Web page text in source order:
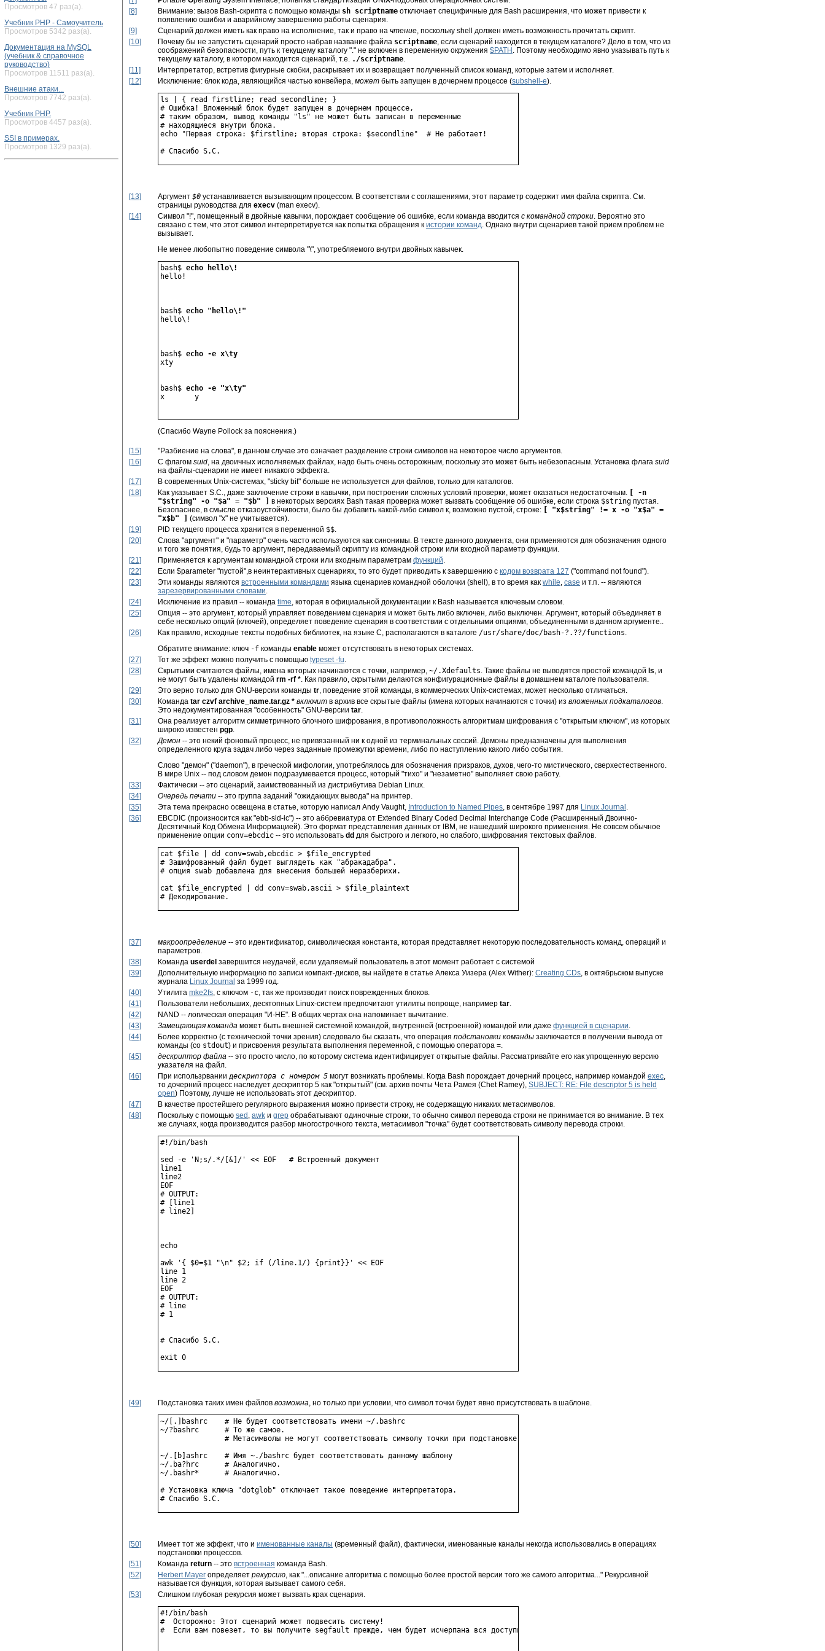
Просмотров 47 раз(а).
Учебник PHP - Самоучитель
Просмотров 5342 раз(а).
Документация на MySQL
(учебник & справочное
руководство)
Просмотров 11511 раз(а).
Внешние атаки...
Просмотров 7742 раз(а).
Учебник PHP.
Просмотров 4457 раз(а).
SSI в примерах.
Просмотров 1329 раз(а).
[8]
Внимание: вызов Bash-скрипта с помощью команды sh scriptname отключает специфичные для Bash расширения, что может привести к
появлению ошибки и аварийному завершению работы сценария.
[9]
Сценарий должен иметь как право на исполнение, так и право на чтение, поскольку shell должен иметь возможность прочитать скрипт.
[10]
Почему бы не запустить сценарий просто набрав название файла scriptname, если сценарий находится в текущем каталоге? Дело в том, что из
соображений безопасности, путь к текущему каталогу "." не включен в переменную окружения $PATH . Поэтому необходимо явно указывать путь к
текущему каталогу, в котором находится сценарий, т.е. ./scriptname.
[11]
Интерпретатор, встретив фигурные скобки, раскрывает их и возвращает полученный список команд, которые затем и исполняет.
[12]
Исключение: блок кода, являющийся частью конвейера, может быть запущен в дочернем процессе (subshell-е).
ls | { read firstline; read secondline; }
# Ошибка! Вложенный блок будет запущен в дочернем процессе,
# таким образом, вывод команды "ls" не может быть записан в переменные
# находящиеся внутри блока.
echo "Первая строка: $firstline; вторая строка: $secondline"  # Не работает!
[13] Аргумент $0 устанавливается вызывающим процессом. В соответствии с соглашениями, этот параметр содержит имя файла скрипта. См.
страницы руководства для execv (man execv).
[14]
Символ "!", помещенный в двойные кавычки, порождает сообщение об ошибке, если команда вводится с командной строки. Вероятно это
связано с тем, что этот символ интерпретируется как попытка обращения к истории команд. Однако внутри сценариев такой прием проблем не
вызывает.
Не менее любопытно поведение символа "\", употребляемого внутри двойных кавычек.
bash$ echo hello\!
hello!
bash$ echo "hello\!"
hello\!
bash$ echo -e x\ty
xty
bash$ echo -e "x\ty"
x       y
(Спасибо Wayne Pollock за пояснения.)
[15] "Разбиение на слова", в данном случае это означает разделение строки символов на некоторое число аргументов.
[16]
С флагом suid, на двоичных исполняемых файлах, надо быть очень осторожным, поскольку это может быть небезопасным. Установка флага suid
на файлы-сценарии не имеет никакого эффекта.
[17]
В современных Unix-системах, "sticky bit" больше не используется для файлов, только для каталогов.
[18]
Как указывает S.C., даже заключение строки в кавычки, при построении сложных условий проверки, может оказаться недостаточным.
[ -n
"$string" -o "$a" = "$b" ]
в некоторых версиях Bash такая проверка может вызвать сообщение об ошибке, если строка $string пустая.
Безопаснее, в смысле отказоустойчивости, было бы добавить какой-либо символ к, возможно пустой, строке:
[ "x$string" != x -o "x$a" =
"x$b" ]
(символ "x" не учитывается).
[19]
PID текущего процесса хранится в переменной $$.
[20]
Слова "аргумент" и "параметр" очень часто используются как синонимы. В тексте данного документа, они применяются для обозначения одного
и того же понятия, будь то аргумент, передаваемый скрипту из командной строки или входной параметр функции.
[21]
Применяется к аргументам командной строки или входным параметрам функций.
[22]
Если $parameter "пустой",в неинтерактивных сценариях, то это будет приводить к завершению с кодом возврата 127 ("command not found").
[23]
Эти команды являются встроенными командами языка сценариев командной оболочки (shell), в то время как while, case и т.п. -- являются
зарезервированными словами.
[24]
Исключение из правил -- команда time, которая в официальной документации к Bash называется ключевым словом.
[25]
Опция -- это аргумент, который управляет поведением сценария и может быть либо включен, либо выключен. Аргумент, который объединяет в
себе несколько опций (ключей), определяет поведение сценария в соответствии с отдельными опциями, объединенными в данном аргументе..
[26]
Как правило, исходные тексты подобных библиотек, на языке C, располагаются в каталоге /usr/share/doc/bash-?.??/functions.
Обратите внимание: ключ -f команды enable может отсутствовать в некоторых системах.
[27]
Тот же эффект можно получить с помощью typeset -fu.
[28]
Скрытыми считаются файлы, имена которых начинаются с точки, например, ~/.Xdefaults. Такие файлы не выводятся простой командой ls, и
не могут быть удалены командой rm -rf *. Как правило, скрытыми делаются конфигурационные файлы в домашнем каталоге пользователя.
[29]
Это верно только для GNU-версии команды tr, поведение этой команды, в коммерческих Unix-системах, может несколько отличаться.
[30]
Команда tar czvf archive_name.tar.gz * включит в архив все скрытые файлы (имена которых начинаются с точки) из вложенных подкаталогов.
Это недокументированная "особенность" GNU-версии tar.
[31]
Она реализует алгоритм симметричного блочного шифрования, в противоположность алгоритмам шифрования с "открытым ключом", из которых
широко известен pgp.
[32]
Демон -- это некий фоновый процесс, не привязанный ни к одной из терминальных сессий. Демоны предназначены для выполнения
определенного круга задач либо через заданные промежутки времени, либо по наступлению какого либо события.
Слово "демон" ("daemon"), в греческой мифологии, употреблялось для обозначения призраков, духов, чего-то мистического, сверхестественного.
В мире Unix -- под словом демон подразумевается процесс, который "тихо" и "незаметно" выполняет свою работу.
[33]
Фактически -- это сценарий, заимствованный из дистрибутива Debian Linux.
[34]
Очередь печати -- это группа заданий "ожидающих вывода" на принтер.
[35]
Эта тема прекрасно освещена в статье, которую написал Andy Vaught, Introduction to Named Pipes, в сентябре 1997 для Linux Journal .
[36]
EBCDIC (произносится как "ebb-sid-ic") -- это аббревиатура от Extended Binary Coded Decimal Interchange Code (Расширенный Двоично-
Десятичный Код Обмена Информацией). Это формат представления данных от IBM, не нашедший широкого применения. Не совсем обычное
применение опции conv=ebcdic -- это использовать dd для быстрого и легкого, но слабого, шифрования текстовых файлов.
cat $file | dd conv=swab,ebcdic > $file_encrypted
# Зашифрованный файл будет выглядеть как "абракадабра".
# опция swab добавлена для внесения большей неразберихи.
cat $file_encrypted | dd conv=swab,ascii > $file_plaintext
[37] макроопределение -- это идентификатор, символическая константа, которая представляет некоторую последовательность команд, операций и
параметров.
[38]
Команда userdel завершится неудачей, если удаляемый пользователь в этот момент работает с системой
[39]
Дополнительную информацию по записи компакт-дисков, вы найдете в статье Алекса Уизера (Alex Wither): Creating CDs, в октябрьском выпуске
журнала Linux Journal за 1999 год.
[40]
Утилита mke2fs, с ключом -c, так же производит поиск поврежденных блоков.
[41]
Пользователи небольших, десктопных Linux-систем предпочитают утилиты попроще, например tar.
[42]
NAND -- логическая операция "И-НЕ". В общих чертах она напоминает вычитание.
[43]
Замещающая команда может быть внешней системной командой, внутренней (встроенной) командой или даже функцией в сценарии.
[44]
Более корректно (с технической точки зрения) следовало бы сказать, что операция подстановки команды заключается в получении вывода от
команды (со stdout) и присвоения результата выполнения переменной, с помощью оператора =.
[45]
дескриптор файла -- это просто число, по которому система идентифицирует открытые файлы. Рассматривайте его как упрощенную версию
указателя на файл.
[46]
При использрвании дескриптора с номером 5 могут возникать проблемы. Когда Bash порождает дочерний процесс, например командой exec,
то дочерний процесс наследует дескриптор 5 как "открытый" (см. архив почты Чета Рамея (Chet Ramey), SUBJECT: RE: File descriptor 5 is held
open) Поэтому, лучше не использовать этот дескриптор.
[47]
В качестве простейшего регулярного выражения можно привести строку, не содержащую никаких метасимволов.
[48]
Поскольку с помощью sed , awk и grep обрабатывают одиночные строки, то обычно символ перевода строки не принимается во внимание. В тех
же случаях, когда производится разбор многострочного текста, метасимвол "точка" будет соответствовать символу перевода строки.
#!/bin/bash
sed -e 'N;s/.*/[&]/' << EOF   # Встроенный документ
line1
line2
EOF
# OUTPUT:
# [line1
# line2]
echo
awk '{ $0=$1 "\n" $2; if (/line.1/) {print}}' << EOF
line 1
line 2
EOF
# OUTPUT:
# line
# 1
# Спасибо S.C.
[49] Подстановка таких имен файлов возможна, но только при условии, что символ точки будет явно присутствовать в шаблоне.
~/[.]bashrc    # Не будет соответствовать имени ~/.bashrc
~/?bashrc      # То же самое.
               # Метасимволы не могут соответствовать символу точки при подстановке имен файлов.
~/.[b]ashrc    # Имя ~./bashrc будет соответствовать данному шаблону
~/.ba?hrc      # Аналогично.
~/.bashr*      # Аналогично.
# Установка ключа "dotglob" отключает такое поведение интерпретатора.
[50] Имеет тот же эффект, что и именованные каналы (временный файл), фактически, именованные каналы некогда использовались в операциях
подстановки процессов.
[51]
Команда return -- это встроенная команда Bash.
[52]
Herbert Mayer определяет рекурсию, как "...описание алгоритма с помощью более простой версии того же самого алгоритма..." Рекурсивной
называется функция, которая вызывает самого себя.
[53]
Слишком глубокая рекурсия может вызвать крах сценария.
#!/bin/bash
#  Осторожно: Этот сценарий может подвесить систему!
#  Если вам повезет, то вы получите segfault прежде, чем будет исчерпана вся доступная память.